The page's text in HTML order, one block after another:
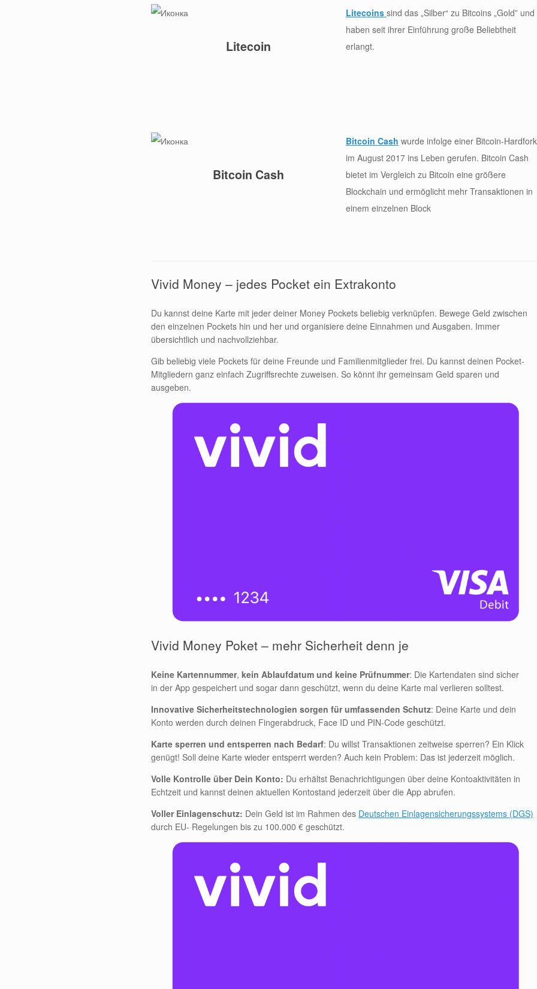
Litecoin
Litecoins sind das „Silber“ zu Bitcoins „Gold” und
haben seit ihrer Einführung große Beliebtheit
erlangt.
Bitcoin Cash
Bitcoin Cash wurde infolge einer Bitcoin-Hardfork
im August 2017 ins Leben gerufen. Bitcoin Cash
bietet im Vergleich zu Bitcoin eine größere
Blockchain und ermöglicht mehr Transaktionen in
einem einzelnen Block
Vivid Money – jedes Pocket ein Extrakonto
Du kannst deine Karte mit jeder deiner Money Pockets beliebig verknüpfen. Bewege Geld zwischen
den einzelnen Pockets hin und her und organisiere deine Einnahmen und Ausgaben. Immer
übersichtlich und nachvollziehbar.
Gib beliebig viele Pockets für deine Freunde und Familienmitglieder frei. Du kannst deinen Pocket-
Mitgliedern ganz einfach Zugriffsrechte zuweisen. So könnt ihr gemeinsam Geld sparen und
ausgeben.
Vivid Money Poket – mehr Sicherheit denn je
Keine Kartennummer,kein Ablaufdatum und keine Prüfnummer: Die Kartendaten sind sicher
in der App gespeichert und sogar dann geschützt, wenn du deine Karte mal verlieren solltest.
Innovative Sicherheitstechnologien sorgen für umfassenden Schutz: Deine Karte und dein
Konto werden durch deinen Fingerabdruck, Face ID und PIN-Code geschützt.
Karte sperren und entsperren nach Bedarf: Du willst Transaktionen zeitweise sperren? Ein Klick
genügt! Soll deine Karte wieder entsperrt werden? Auch kein Problem: Das ist jederzeit möglich.
Volle Kontrolle über Dein Konto: Du erhältst Benachrichtigungen über deine Kontoaktivitäten in
Echtzeit und kannst deinen aktuellen Kontostand jederzeit über die App abrufen.
Voller Einlagenschutz: Dein Geld ist im Rahmen des Deutschen Einlagensicherungssystems (DGS)
durch EU- Regelungen bis zu 100.000 € geschützt.